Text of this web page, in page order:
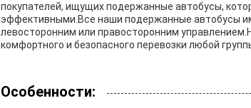
покупателей, ищущих подержанные автобусы,
эффективными.Все наши подержанные автобусы
левосторонним или правосторонним
комфортного и безопасного перевозки любой
Особенности: